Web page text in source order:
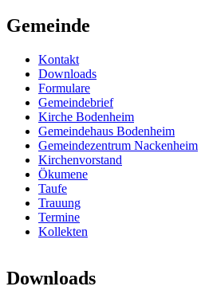
Gemeinde
Kontakt
Downloads
Formulare
Gemeindebrief
Kirche Bodenheim
Gemeindehaus Bodenheim
Gemeindezentrum Nackenheim
Kirchenvorstand
Ökumene
Taufe
Trauung
Termine
Kollekten
Downloads